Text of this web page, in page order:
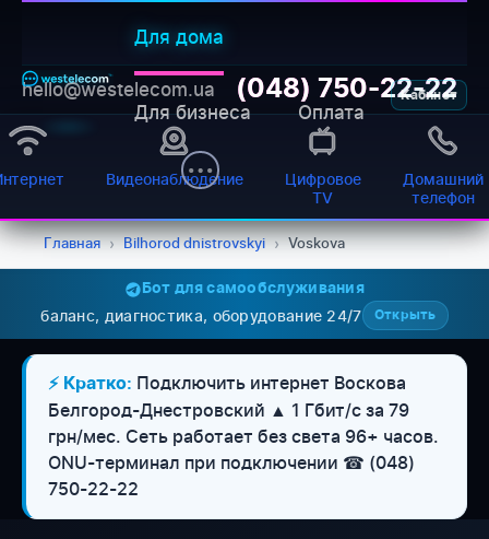
Для дома
Для бизнеса Оплата
Кабинет
hello@westelecom.ua (048) 750-22-22
Видеонаблюдение
Цифровое
TV
Домашний
телефон
Главная › Bilhorod dnistrovskyi › Voskova
Бот для самообслуживания
баланс, диагностика, оборудование 24/7 Открыть
⚡ Кратко: Подключить интернет Воскова
Белгород-Днестровский ▲ 1 Гбит/с за 79
грн/мес. Сеть работает без света 96+ часов.
ONU-терминал при подключении ☎ (048)
750-22-22
WESTELECOM
Онлайн-підтримка